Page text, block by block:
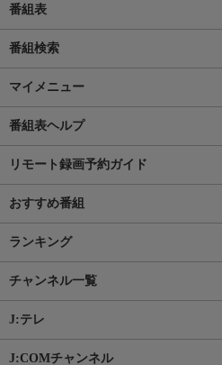
番組表
番組検索
マイメニュー
番組表ヘルプ
リモート録画予約ガイド
おすすめ番組
ランキング
チャンネル一覧
J:テレ
J:COMチャンネル